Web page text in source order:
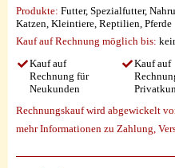
Produkte: Futter, Spezialfutter,
Katzen, Kleintiere, Reptilien, Pferde
Kauf auf Rechnung möglich bis:
Kauf auf
Rechnung für
Neukunden
Kauf auf
Rechnungskauf wird abgewickelt
mehr Informationen zu Zahlung,